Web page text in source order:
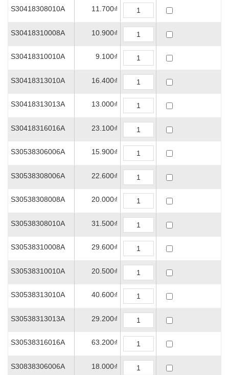
S30418308010A 11.700₫
S30418310008A 10.900₫
S30418310010A 9.100₫
S30418313010A 16.400₫
S30418313013A 13.000₫
S30418316016A 23.100₫
S30538306006A 15.900₫
S30538308006A 22.600₫
S30538308008A 20.000₫
S30538308010A 31.500₫
S30538310008A 29.600₫
S30538310010A 20.500₫
S30538313010A 40.600₫
S30538313013A 29.200₫
S30538316016A 63.200₫
S30838306006A 18.000₫